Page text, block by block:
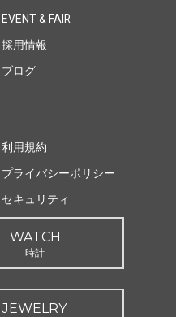
EVENT & FAIR
採用情報
ブログ
利用規約
プライバシーポリシー
セキュリティ
WATCH
時計
JEWELRY